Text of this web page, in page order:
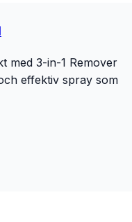
med 3-in-1 Remover
effektiv spray som